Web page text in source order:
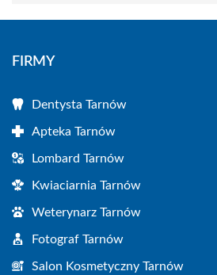
FIRMY
Dentysta Tarnów
Apteka Tarnów
Lombard Tarnów
Kwiaciarnia Tarnów
Weterynarz Tarnów
Fotograf Tarnów
Salon Kosmetyczny Tarnów